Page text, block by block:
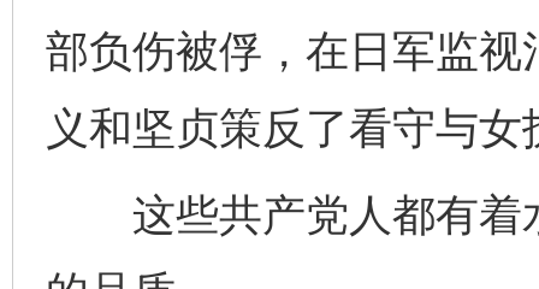
部负伤被俘，在日军监
义和坚贞策反了看守与女
这些共产党人都有着